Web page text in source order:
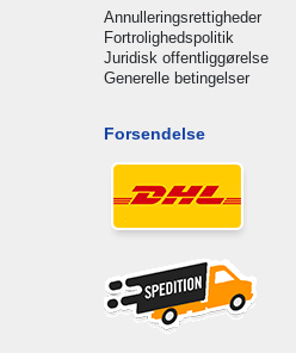
Annulleringsrettigheder
Fortrolighedspolitik
Juridisk offentliggørelse
Generelle betingelser
Forsendelse